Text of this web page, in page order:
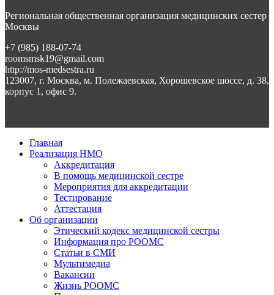
Региональная общественная организация медицинских сестер
Москвы
+7 (985) 188-07-74
roomsmsk19@gmail.com
http://mos-medsestra.ru
123007, г. Москва, м. Полежаевская, Хорошевское шоссе, д. 38,
корпус 1, офис 9.
Главная
Реализация НМО
Аккредитация
В помощь медицинской сестре
Мероприятия для аккредитации
Тестирование
Аттестация
Об организации
Этический кодекс медицинской сестры
Информация про РООМС
Статьи в СМИ
Мультимедиа
Вакансии
Жизнь РООМС